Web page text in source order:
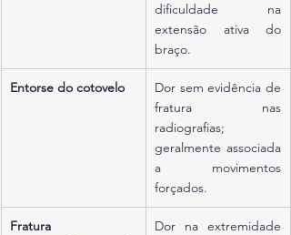
dificuldade na
extensão ativa do
braço.
Entorse do cotovelo
Dor sem evidência de
fratura nas
radiografias;
geralmente associada
a movimentos
forçados.
Fratura
Dor na extremidade